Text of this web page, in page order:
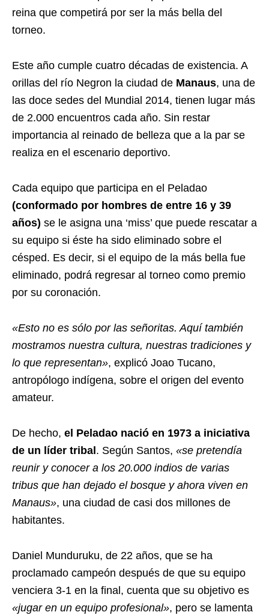
reina que competirá por ser la más bella del
torneo.
Este año cumple cuatro décadas de existencia. A
orillas del río Negron la ciudad de Manaus, una de
las doce sedes del Mundial 2014, tienen lugar más
de 2.000 encuentros cada año. Sin restar
importancia al reinado de belleza que a la par se
realiza en el escenario deportivo.
Cada equipo que participa en el Peladao
(conformado por hombres de entre 16 y 39
años) se le asigna una ‘miss’ que puede rescatar a
su equipo si éste ha sido eliminado sobre el
césped. Es decir, si el equipo de la más bella fue
eliminado, podrá regresar al torneo como premio
por su coronación.
«Esto no es sólo por las señoritas. Aquí también
mostramos nuestra cultura, nuestras tradiciones y
lo que representan», explicó Joao Tucano,
antropólogo indígena, sobre el origen del evento
amateur.
De hecho, el Peladao nació en 1973 a iniciativa
de un líder tribal . Según Santos, «se pretendía
reunir y conocer a los 20.000 indios de varias
tribus que han dejado el bosque y ahora viven en
Manaus», una ciudad de casi dos millones de
habitantes.
Daniel Munduruku, de 22 años, que se ha
proclamado campeón después de que su equipo
venciera 3-1 en la final, cuenta que su objetivo es
«jugar en un equipo profesional», pero se lamenta